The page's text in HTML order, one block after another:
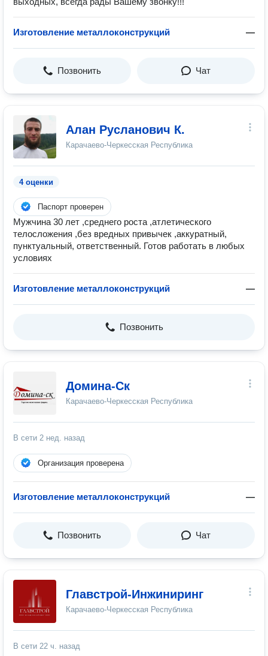
Изготовление металлоконструкций —
Позвонить Чат
Алан Русланович К.
Карачаево-Черкесская Республика
4 оценки
Паспорт проверен
Мужчина 30 лет ,среднего роста ,атлетического
телосложения ,без вредных привычек ,аккуратный,
пунктуальный, ответственный. Готов работать в любых
условиях
Изготовление металлоконструкций —
Позвонить
Домина-Ск
Карачаево-Черкесская Республика
В сети 2 нед. назад
Организация проверена
Изготовление металлоконструкций —
Позвонить Чат
Главстрой-Инжиниринг
Карачаево-Черкесская Республика
В сети 22 ч. назад